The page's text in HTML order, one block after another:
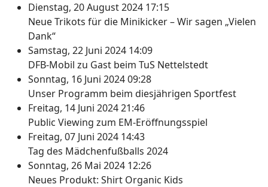
Dienstag, 20 August 2024 17:15
Neue Trikots für die Minikicker – Wir sagen „Vielen
Dank“
Samstag, 22 Juni 2024 14:09
DFB-Mobil zu Gast beim TuS Nettelstedt
Sonntag, 16 Juni 2024 09:28
Unser Programm beim diesjährigen Sportfest
Freitag, 14 Juni 2024 21:46
Public Viewing zum EM-Eröffnungsspiel
Freitag, 07 Juni 2024 14:43
Tag des Mädchenfußballs 2024
Sonntag, 26 Mai 2024 12:26
Neues Produkt: Shirt Organic Kids